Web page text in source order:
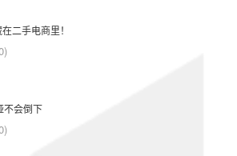
二手电商里！
)
不会倒下
)